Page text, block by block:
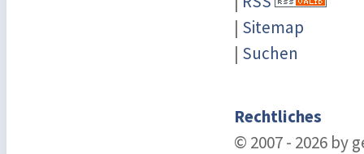
| Sitemap
| Suchen
Rechtliches
© 2007 - 2026 by